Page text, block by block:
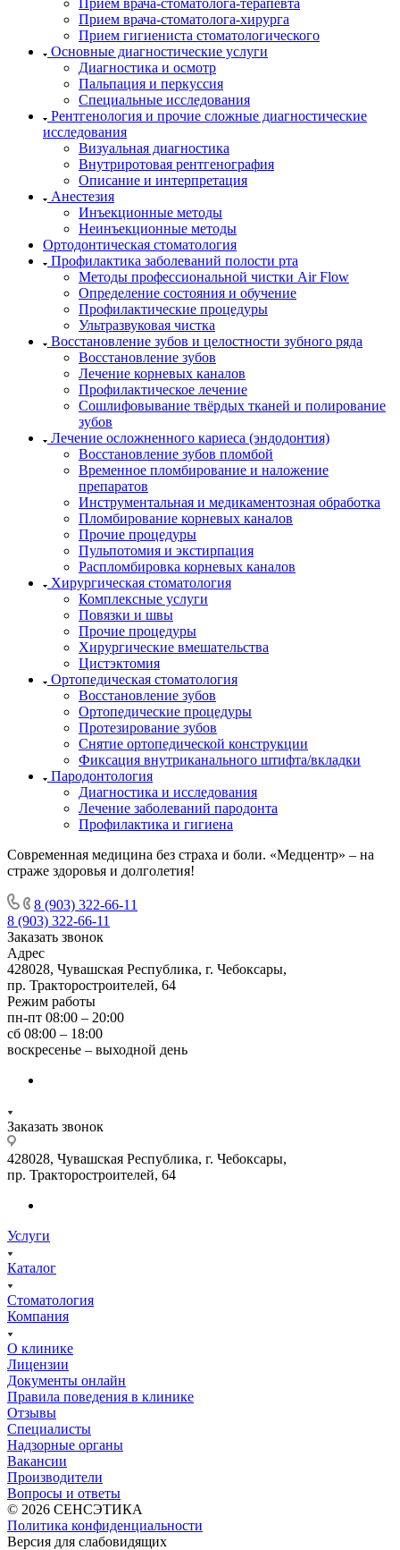
Прием врача-стоматолога-хирурга
Прием гигиениста стоматологического
Основные диагностические услуги
Диагностика и осмотр
Пальпация и перкуссия
Специальные исследования
Рентгенология и прочие сложные диагностические
исследования
Визуальная диагностика
Внутриротовая рентгенография
Описание и интерпретация
Анестезия
Инъекционные методы
Неинъекционные методы
Ортодонтическая стоматология
Профилактика заболеваний полости рта
Методы профессиональной чистки Air Flow
Определение состояния и обучение
Профилактические процедуры
Ультразвуковая чистка
Восстановление зубов и целостности зубного ряда
Восстановление зубов
Лечение корневых каналов
Профилактическое лечение
Сошлифовывание твёрдых тканей и полирование
зубов
Лечение осложненного кариеса (эндодонтия)
Восстановление зубов пломбой
Временное пломбирование и наложение
препаратов
Инструментальная и медикаментозная обработка
Пломбирование корневых каналов
Прочие процедуры
Пульпотомия и экстирпация
Распломбировка корневых каналов
Хирургическая стоматология
Комплексные услуги
Повязки и швы
Прочие процедуры
Хирургические вмешательства
Цистэктомия
Ортопедическая стоматология
Восстановление зубов
Ортопедические процедуры
Протезирование зубов
Снятие ортопедической конструкции
Фиксация внутриканального штифта/вкладки
Пародонтология
Диагностика и исследования
Лечение заболеваний пародонта
Профилактика и гигиена
Современная медицина без страха и боли. «Медцентр» – на
страже здоровья и долголетия!
8 (903) 322-66-11
8 (903) 322-66-11
Заказать звонок
Адрес
428028, Чувашская Республика, г. Чебоксары,
пр. Тракторостроителей, 64
Режим работы
пн-пт 08:00 – 20:00
сб 08:00 – 18:00
воскресенье – выходной день
Заказать звонок
428028, Чувашская Республика, г. Чебоксары,
пр. Тракторостроителей, 64
Услуги
Каталог
Стоматология
Компания
О клинике
Лицензии
Документы онлайн
Правила поведения в клинике
Отзывы
Специалисты
Надзорные органы
Вакансии
Производители
Вопросы и ответы
© 2026 СЕНСЭТИКА
Политика конфиденциальности
Версия для слабовидящих